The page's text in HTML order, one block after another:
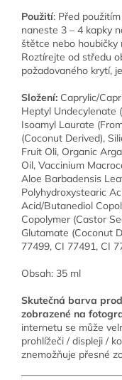
Použití: Před
naneste 3 – 4 kapky
štětce nebo houbičky
Roztírejte od středu
požadovaného krytí,
Složení: Caprylic/
Heptyl Undecylenate
Isoamyl Laurate
(Coconut Derived),
Fruit Oli, Organic
Oil, Vaccinium
Aloe Barbadensis
Polyhydroxystearic
Acid/Butanediol
Copolymer (Castor
Glutamate (Coconut
77499, CI 77491, CI
Obsah: 35 ml
Skutečná barva
zobrazené na
internetu se může
prohlížeči / displeji /
znemožňuje přesné